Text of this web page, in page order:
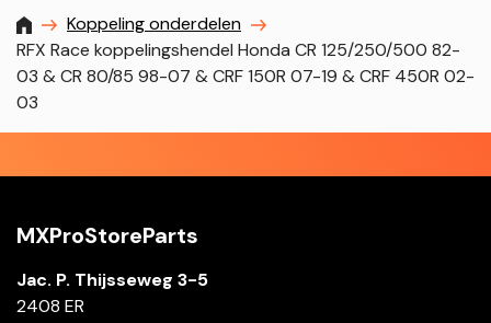
MXProstoreparts
Koppeling onderdelen
RFX Race koppelingshendel Honda CR 125/250/500 82-
03 & CR 80/85 98-07 & CRF 150R 07-19 & CRF 450R 02-
03
MXProStoreParts
Jac. P. Thijsseweg 3-5
2408 ER